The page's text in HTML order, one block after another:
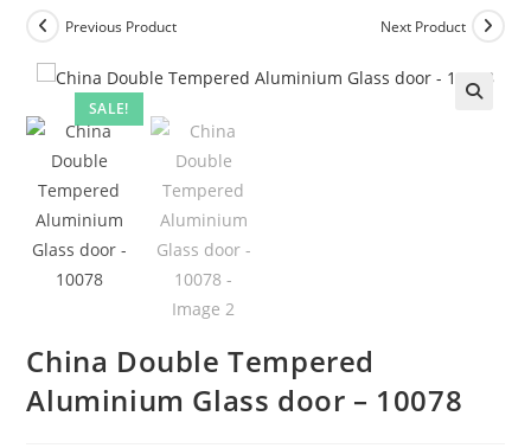
Glass
door
10078
quantity
SALE!
Previous Product Next Product
China Double Tempered
Aluminium Glass door – 10078